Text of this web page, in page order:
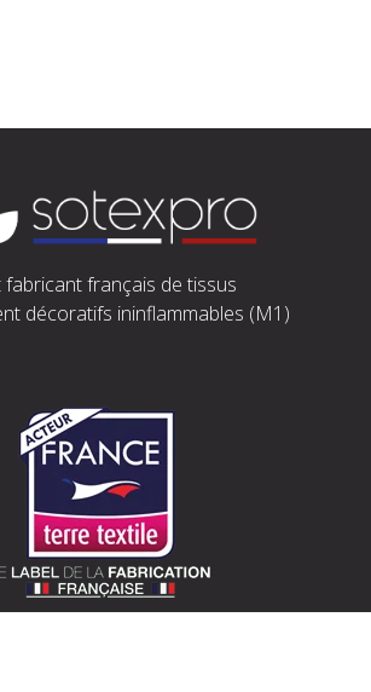
français de tissus
décoratifs ininflammables (M1)